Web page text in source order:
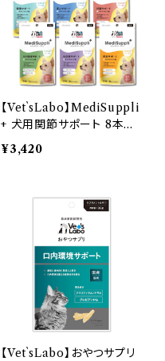
【Vet`sLabo】MediSuppli
+ 犬用関節サポート 8本入
り×６個セット⭐メール便送
料無料⭐
¥3,420
【Vet`sLabo】おやつサプリ